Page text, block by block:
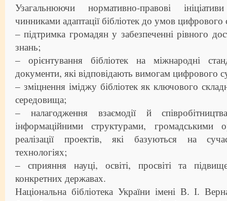
Узагальнюючи нормативно-правові
чинниками адаптації бібліотек до умов цифрового
– підтримка громадян у забезпеченні рівного
знань;
– орієнтування бібліотек на міжнародні
документи, які відповідають вимогам цифрового
– зміцнення іміджу бібліотек як ключового
середовища;
– налагодження взаємодії й
інформаційними структурами, громадськими
реалізації проектів, які базуються на
технологіях;
– сприяння науці, освіті, просвіті та
конкретних державах.
Національна бібліотека України імені В. І.